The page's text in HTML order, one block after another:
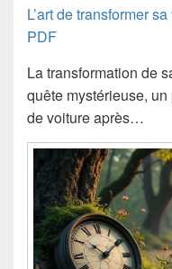
L’art de transformer
PDF
La transformation de
quête mystérieuse,
de voiture après…